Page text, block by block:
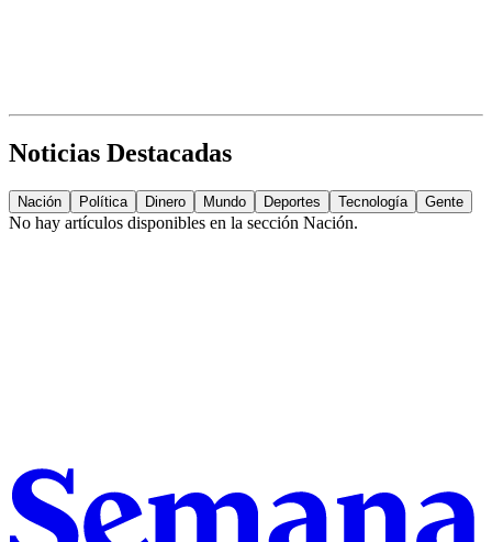
Noticias Destacadas
Nación Política Dinero Mundo Deportes Tecnología Gente
No hay artículos disponibles en la sección Nación.